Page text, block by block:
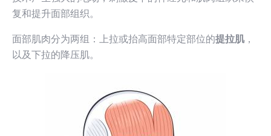
复和提升面部组织。
面部肌肉分为两组：上拉或抬高面部特定部位的提拉肌 ，
以及下拉的降压肌。